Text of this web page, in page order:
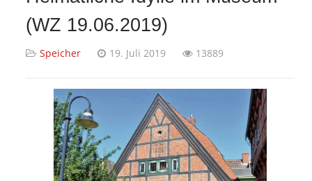
(WZ 19.06.2019)
Speicher 19. Juli 2019 13889